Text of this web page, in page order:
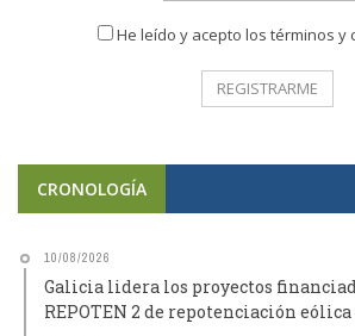
He leído y acepto los términos y
CRONOLOGÍA
10/08/2026
Galicia lidera los proyectos
REPOTEN 2 de repotenciación